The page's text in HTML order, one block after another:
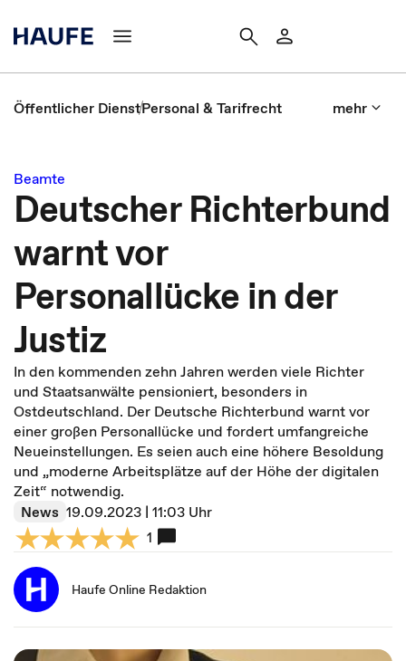
Öffentlicher DienstPersonal & Tarifrecht mehr
Beamte
Deutscher Richterbund
warnt vor
Personallücke in der
Justiz
In den kommenden zehn Jahren werden viele Richter
und Staatsanwälte pensioniert, besonders in
Ostdeutschland. Der Deutsche Richterbund warnt vor
einer großen Personallücke und fordert umfangreiche
Neueinstellungen. Es seien auch eine höhere Besoldung
und „moderne Arbeitsplätze auf der Höhe der digitalen
Zeit“ notwendig.
News 19.09.2023 | 11:03 Uhr
1
Haufe Online Redaktion